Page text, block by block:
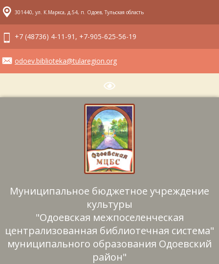
301440, ул. К.Маркса, д.54, п. Одоев, Тульская область
+7 (48736) 4-11-91, +7-905-625-56-19
odoev.biblioteka@tularegion.org
Муниципальное бюджетное учреждение
культуры
"Одоевская межпоселенческая
централизованная библиотечная система"
муниципального образования Одоевский
район"